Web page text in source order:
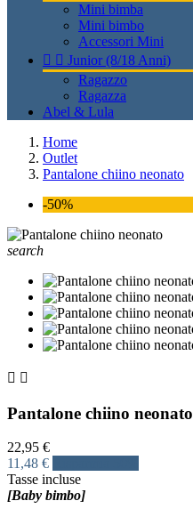
Mini bimba
Mini bimbo
Accessori Mini
  Junior (8/18 Anni)
Ragazzo
Ragazza
Abel & Lula
Home
Outlet
Pantalone chiino neonato
-50%
search
 
Pantalone chiino neonato
22,95 €
11,48 €
Tasse incluse
[Baby bimbo]